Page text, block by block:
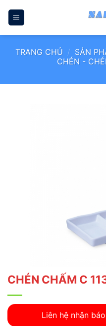
qua
TRANG CHỦ / SẢN
CHÉN -
CHÉN CHẤM C
Liên hệ nhận